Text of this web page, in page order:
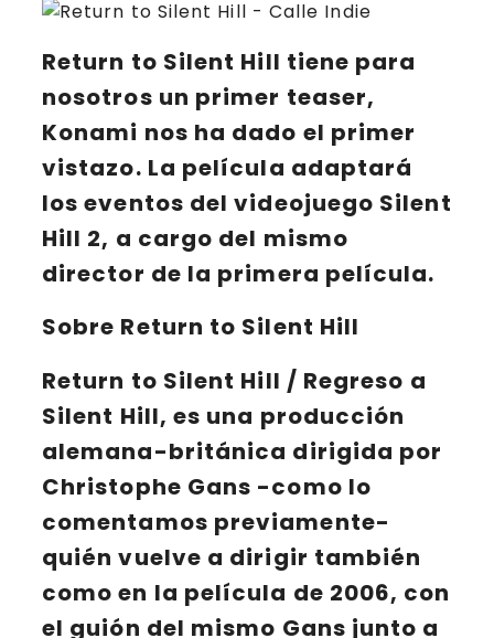
Return to Silent Hill tiene para
nosotros un primer teaser,
Konami nos ha dado el primer
vistazo. La película adaptará
los eventos del videojuego Silent
Hill 2, a cargo del mismo
director de la primera película.
Sobre Return to Silent Hill
Return to Silent Hill / Regreso a
Silent Hill, es una producción
alemana-británica dirigida por
Christophe Gans -como lo
comentamos previamente-
quién vuelve a dirigir también
como en la película de 2006, con
el guión del mismo Gans junto a